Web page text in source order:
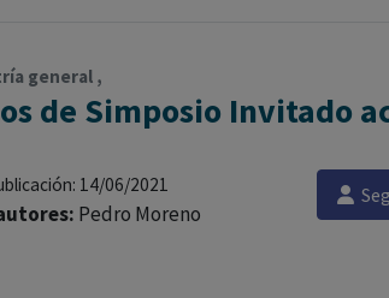
general ,
de Simposio Invitado
14/06/2021
Pedro Moreno